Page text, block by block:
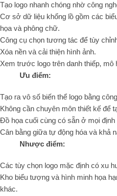
Tạo logo nhanh chóng nhờ công
Cơ sở dữ liệu khổng lồ gồm các
họa và phông chữ.
Công cụ chọn tương tác để tùy
Xóa nền và cải thiện hình ảnh.
Xem trước logo trên danh thiếp, mô
Ưu điểm:
Tạo ra vô số biến thể logo bằng
Không cần chuyên môn thiết kế để
Đồ họa cuối cùng có sẵn ở mọi định
Cân bằng giữa tự động hóa và khả
Nhược điểm:
Các tùy chọn logo mặc định có xu
Kho biểu tượng và hình minh họa
khác.